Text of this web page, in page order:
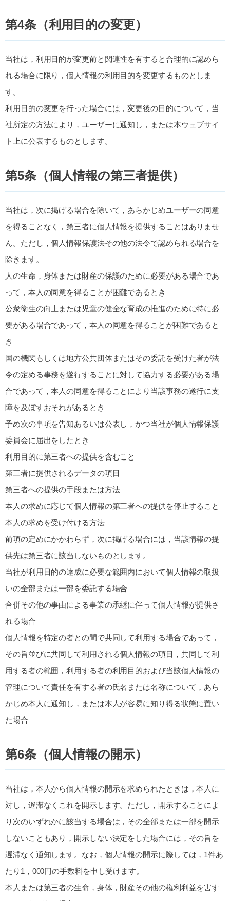
第4条（利用目的の変更）
当社は，利用目的が変更前と関連性を有すると合理的に認めら
れる場合に限り，個人情報の利用目的を変更するものとしま
す。
利用目的の変更を行った場合には，変更後の目的について，当
社所定の方法により，ユーザーに通知し，または本ウェブサイ
ト上に公表するものとします。
第5条（個人情報の第三者提供）
当社は，次に掲げる場合を除いて，あらかじめユーザーの同意
を得ることなく，第三者に個人情報を提供することはありませ
ん。ただし，個人情報保護法その他の法令で認められる場合を
除きます。
人の生命，身体または財産の保護のために必要がある場合であ
って，本人の同意を得ることが困難であるとき
公衆衛生の向上または児童の健全な育成の推進のために特に必
要がある場合であって，本人の同意を得ることが困難であると
き
国の機関もしくは地方公共団体またはその委託を受けた者が法
令の定める事務を遂行することに対して協力する必要がある場
合であって，本人の同意を得ることにより当該事務の遂行に支
障を及ぼすおそれがあるとき
予め次の事項を告知あるいは公表し，かつ当社が個人情報保護
委員会に届出をしたとき
利用目的に第三者への提供を含むこと
第三者に提供されるデータの項目
第三者への提供の手段または方法
本人の求めに応じて個人情報の第三者への提供を停止すること
本人の求めを受け付ける方法
前項の定めにかかわらず，次に掲げる場合には，当該情報の提
供先は第三者に該当しないものとします。
当社が利用目的の達成に必要な範囲内において個人情報の取扱
いの全部または一部を委託する場合
合併その他の事由による事業の承継に伴って個人情報が提供さ
れる場合
個人情報を特定の者との間で共同して利用する場合であって，
その旨並びに共同して利用される個人情報の項目，共同して利
用する者の範囲，利用する者の利用目的および当該個人情報の
管理について責任を有する者の氏名または名称について，あら
かじめ本人に通知し，または本人が容易に知り得る状態に置い
た場合
第6条（個人情報の開示）
当社は，本人から個人情報の開示を求められたときは，本人に
対し，遅滞なくこれを開示します。ただし，開示することによ
り次のいずれかに該当する場合は，その全部または一部を開示
しないこともあり，開示しない決定をした場合には，その旨を
遅滞なく通知します。なお，個人情報の開示に際しては，1件あ
たり1，000円の手数料を申し受けます。
本人または第三者の生命，身体，財産その他の権利利益を害す